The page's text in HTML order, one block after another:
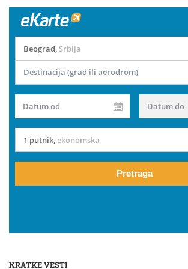
Beograd, Srbija
Destinacija (grad ili aerodrom)
Datum od Datum do
1 putnik,ekonomska
Pretraga
KRATKE VESTI